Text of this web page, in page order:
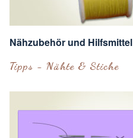
Nähzubehör und Hilfsmittel
Tipps - Nähte & Stiche